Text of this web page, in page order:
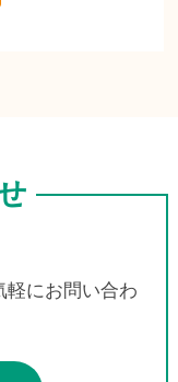
軽にお問い合わ